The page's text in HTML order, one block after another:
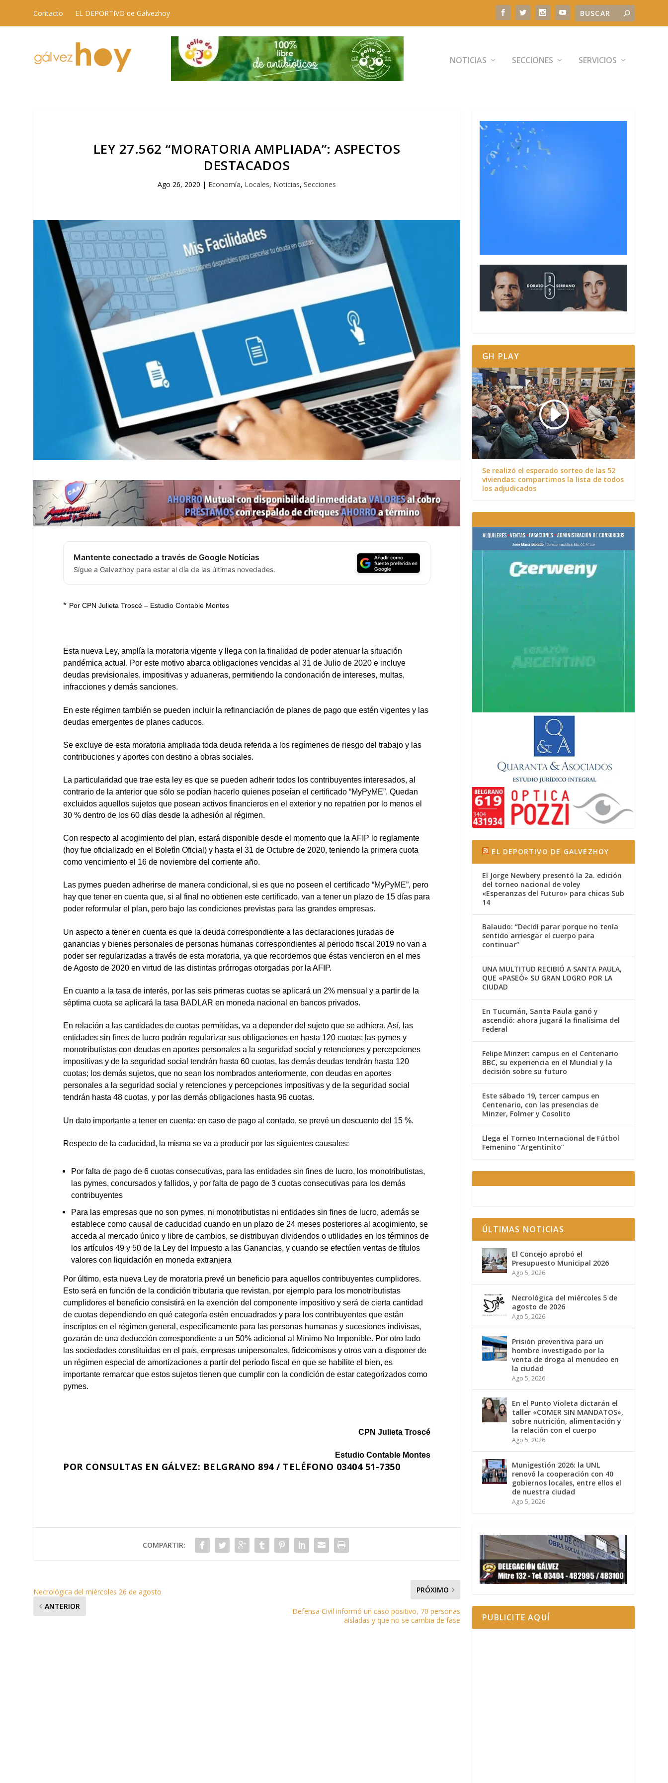
Contacto EL DEPORTIVO de Gálvezhoy
NOTICIAS SECCIONES SERVICIOS
LEY 27.562 “MORATORIA AMPLIADA”: ASPECTOS
DESTACADOS
Ago 26, 2020 | Economía, Locales, Noticias,Secciones
Mantente conectado a través de Google Noticias
Sígue a Galvezhoy para estar al día de las últimas novedades.
* Por CPN Julieta Troscé – Estudio Contable Montes
Esta nueva Ley, amplía la moratoria vigente y llega con la finalidad de poder atenuar la situación
pandémica actual. Por este motivo abarca obligaciones vencidas al 31 de Julio de 2020 e incluye
deudas previsionales, impositivas y aduaneras, permitiendo la condonación de intereses, multas,
infracciones y demás sanciones.
En este régimen también se pueden incluir la refinanciación de planes de pago que estén vigentes y las
deudas emergentes de planes caducos.
Se excluye de esta moratoria ampliada toda deuda referida a los regímenes de riesgo del trabajo y las
contribuciones y aportes con destino a obras sociales.
La particularidad que trae esta ley es que se pueden adherir todos los contribuyentes interesados, al
contrario de la anterior que sólo se podían hacerlo quienes poseían el certificado “MyPyME”.Quedan
excluidos aquellos sujetos que posean activos financieros en el exterior y no repatrien por lo menos el
30 % dentro de los 60 días desde la adhesión al régimen.
Con respecto al acogimiento del plan, estará disponible desde el momento que la AFIP lo reglamente
(hoy fue oficializado en el Boletìn Oficial) y hasta el 31 de Octubre de 2020, teniendo la primera cuota
como vencimiento el 16 de noviembre del corriente año.
Las pymes pueden adherirse de manera condicional, si es que no poseen el certificado “MyPyME”, pero
hay que tener en cuenta que, si al final no obtienen este certificado, van a tener un plazo de 15 días para
poder reformular el plan, pero bajo las condiciones previstas para las grandes empresas.
Un aspecto a tener en cuenta es que la deuda correspondiente a las declaraciones juradas de
ganancias y bienes personales de personas humanas correspondientes al periodo fiscal 2019 no van a
poder ser regularizadas a través de esta moratoria, ya que recordemos que éstas vencieron en el mes
de Agosto de 2020 en virtud de las distintas prórrogas otorgadas por la AFIP.
En cuanto a la tasa de interés, por las seis primeras cuotas se aplicará un 2% mensual y a partir de la
séptima cuota se aplicará la tasa BADLAR en moneda nacional en bancos privados.
En relación a las cantidades de cuotas permitidas, va a depender del sujeto que se adhiera. Así, las
entidades sin fines de lucro podrán regularizar sus obligaciones en hasta 120 cuotas; las pymes y
monotributistas con deudas en aportes personales a la seguridad social y retenciones y percepciones
impositivas y de la seguridad social tendrán hasta 60 cuotas, las demás deudas tendrán hasta 120
cuotas; los demás sujetos, que no sean los nombrados anteriormente, con deudas en aportes
personales a la seguridad social y retenciones y percepciones impositivas y de la seguridad social
tendrán hasta 48 cuotas, y por las demás obligaciones hasta 96 cuotas.
Un dato importante a tener en cuenta: en caso de pago al contado, se prevé un descuento del 15 %.
Respecto de la caducidad, la misma se va a producir por las siguientes causales:
Por falta de pago de 6 cuotas consecutivas, para las entidades sin fines de lucro, los monotributistas,
las pymes, concursados y fallidos, y por falta de pago de 3 cuotas consecutivas para los demás
contribuyentes
Para las empresas que no son pymes, ni monotributistas ni entidades sin fines de lucro, además se
establece como causal de caducidad cuando en un plazo de 24 meses posteriores al acogimiento, se
acceda al mercado único y libre de cambios, se distribuyan dividendos o utilidades en los términos de
los artículos 49 y 50 de la Ley del Impuesto a las Ganancias, y cuando se efectúen ventas de títulos
valores con liquidación en moneda extranjera
Por último, esta nueva Ley de moratoria prevé un beneficio para aquellos contribuyentes cumplidores.
Esto será en función de la condición tributaria que revistan, por ejemplo para los monotributistas
cumplidores el beneficio consistirá en la exención del componente impositivo y será de cierta cantidad
de cuotas dependiendo en qué categoría estén encuadrados y para los contribuyentes que están
inscriptos en el régimen general, específicamente para las personas humanas y sucesiones indivisas,
gozarán de una deducción correspondiente a un 50% adicional al Mínimo No Imponible. Por otro lado
las sociedades constituidas en el país, empresas unipersonales, fideicomisos y otros van a disponer de
un régimen especial de amortizaciones a partir del período fiscal en que se habilite el bien, es
importante remarcar que estos sujetos tienen que cumplir con la condición de estar categorizados como
pymes.
CPN Julieta Troscé
Estudio Contable Montes
POR CONSULTAS EN GÁLVEZ: BELGRANO 894 / TELÉFONO 03404 51-7350
COMPARTIR:
Necrológica del miércoles 26 de agosto
ANTERIOR
PRÓXIMO
Defensa Civil informó un caso positivo, 70 personas
aisladas y que no se cambia de fase
GH PLAY
Se realizó el esperado sorteo de las 52
viviendas: compartimos la lista de todos
los adjudicados
EL DEPORTIVO DE GALVEZHOY
El Jorge Newbery presentó la 2a. edición
del torneo nacional de voley
«Esperanzas del Futuro» para chicas Sub
14
Balaudo: “Decidí parar porque no tenía
sentido arriesgar el cuerpo para
continuar”
UNA MULTITUD RECIBIÓ A SANTA PAULA,
QUE «PASEÓ» SU GRAN LOGRO POR LA
CIUDAD
En Tucumán, Santa Paula ganó y
ascendió: ahora jugará la finalísima del
Federal
Felipe Minzer: campus en el Centenario
BBC, su experiencia en el Mundial y la
decisión sobre su futuro
Este sábado 19, tercer campus en
Centenario, con las presencias de
Minzer, Folmer y Cosolito
Llega el Torneo Internacional de Fútbol
Femenino “Argentinito”
ÚLTIMAS NOTICIAS
El Concejo aprobó el
Presupuesto Municipal 2026
Ago 5, 2026
Necrológica del miércoles 5 de
agosto de 2026
Ago 5, 2026
Prisión preventiva para un
hombre investigado por la
venta de droga al menudeo en
la ciudad
Ago 5, 2026
En el Punto Violeta dictarán el
taller «COMER SIN MANDATOS»,
sobre nutrición, alimentación y
la relación con el cuerpo
Ago 5, 2026
Munigestión 2026: la UNL
renovó la cooperación con 40
gobiernos locales, entre ellos el
de nuestra ciudad
Ago 5, 2026
PUBLICITE AQUÍ